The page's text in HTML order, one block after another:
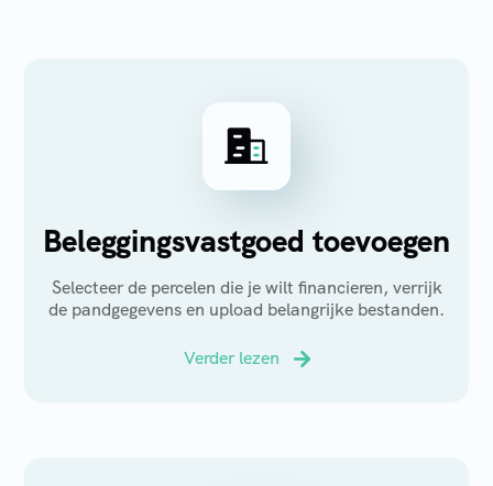
Beleggingsvastgoed toevoegen
Selecteer de percelen die je wilt financieren, verrijk
de pandgegevens en upload belangrijke bestanden.
Verder lezen